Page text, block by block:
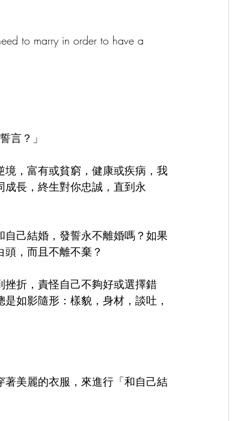
to marry in order to have a
言？」
，富有或貧窮，健康或疾病，我
長，終生對你忠誠，直到永
己結婚，發誓永不離婚嗎？如果
，而且不離不棄？
折，責怪自己不夠好或選擇錯
如影隨形：樣貌，身材，談吐，
美麗的衣服，來進行「和自己結